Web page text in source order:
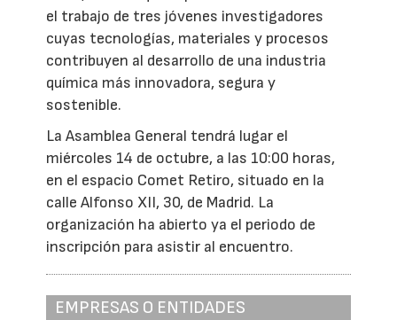
el trabajo de tres jóvenes investigadores
cuyas tecnologías, materiales y procesos
contribuyen al desarrollo de una industria
química más innovadora, segura y
sostenible.
La Asamblea General tendrá lugar el
miércoles 14 de octubre, a las 10:00 horas,
en el espacio Comet Retiro, situado en la
calle Alfonso XII, 30, de Madrid. La
organización ha abierto ya el periodo de
inscripción para asistir al encuentro.
EMPRESAS O ENTIDADES